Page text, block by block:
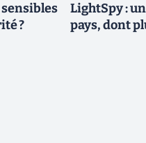
?
LightSpy :
pays, dont